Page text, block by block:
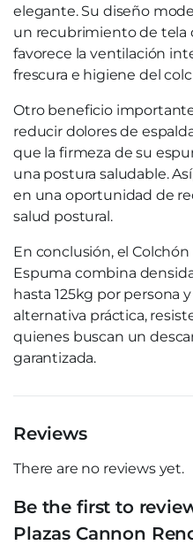
elegante. Su diseño
un recubrimiento de tela
favorece la ventilación
frescura e higiene del
Otro beneficio
reducir dolores de
que la firmeza de su
una postura saludable.
en una oportunidad de
salud postural.
En conclusión, el
Espuma combina
hasta 125kg por persona
alternativa práctica,
quienes buscan un
garantizada.
Reviews
There are no reviews yet.
Be the first to
Plazas Cannon